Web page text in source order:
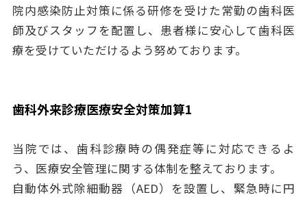
院内感染防止対策に係る研修を受けた常勤の歯科医
師及びスタッフを配置し、患者様に安心して歯科医
療を受けていただけるよう努めております。
歯科外来診療医療安全対策加算1
当院では、歯科診療時の偶発症等に対応できるよ
う、医療安全管理に関する体制を整えております。
自動体外式除細動器（AED）を設置し、緊急時に円